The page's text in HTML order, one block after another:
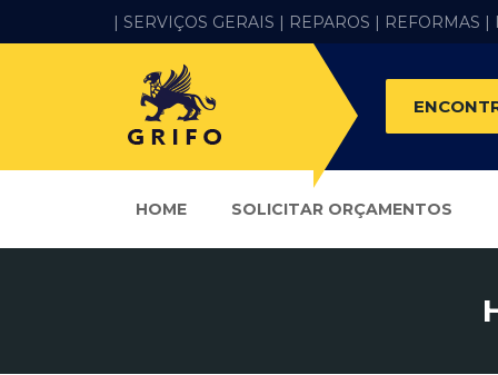
| SERVIÇOS GERAIS | REPAROS | REFORMAS |
HOME SOLICITAR ORÇAMENTOS